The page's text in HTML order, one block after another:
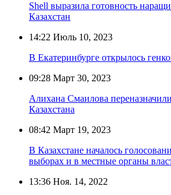
Shell выразила готовность
Казахстан
14:22 Июль 10, 2023
В Екатеринбурге открылось
09:28 Март 30, 2023
Алихана Смаилова
Казахстана
08:42 Март 19, 2023
В Казахстане началось
выборах и в местные органы
13:36 Ноя. 14, 2022